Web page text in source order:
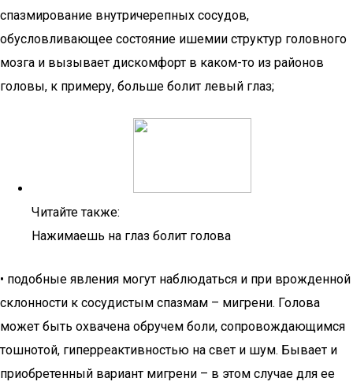
спазмирование внутричерепных сосудов,
обусловливающее состояние ишемии структур головного
мозга и вызывает дискомфорт в каком-то из районов
головы, к примеру, больше болит левый глаз;
Читайте также:
Нажимаешь на глаз болит голова
• подобные явления могут наблюдаться и при врожденной
склонности к сосудистым спазмам – мигрени. Голова
может быть охвачена обручем боли, сопровождающимся
тошнотой, гиперреактивностью на свет и шум. Бывает и
приобретенный вариант мигрени – в этом случае для ее